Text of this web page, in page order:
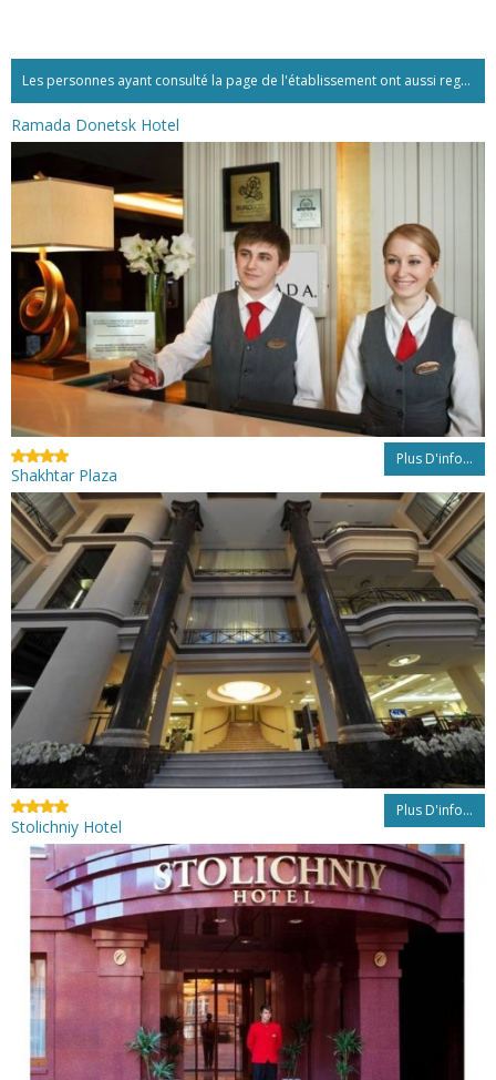
Les personnes ayant consulté la page de l'établissement ont aussi regardé:...
Ramada Donetsk Hotel
Plus D'info...
Shakhtar Plaza
Plus D'info...
Stolichniy Hotel